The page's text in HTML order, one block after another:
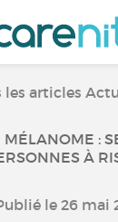
les articles
:
À
le 26 mai